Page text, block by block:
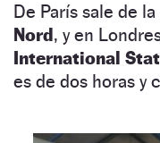
De París sale de
Nord, y en
International
es de dos horas y